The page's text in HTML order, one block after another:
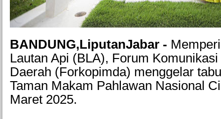
BANDUNG,LiputanJabar -
Lautan Api (BLA), Forum
Daerah (Forkopimda) menggelar
Taman Makam Pahlawan Nasional
Maret 2025.